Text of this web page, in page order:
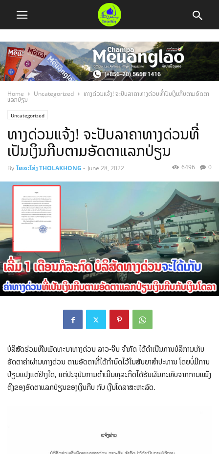
Home Uncategorized ທາງດ່ວນແຈ້ງ! ຈະປັບລາຄາທາງດ່ວນທີ່ເປັນເງິນກີບຕາມອັດຕາ
ແລກປ່ຽນ
Uncategorized
ທາງດ່ວນແຈ້ງ! ຈະປັບລາຄາທາງດ່ວນທີ່
ເປັນເງິນກີບຕາມອັດຕາແລກປ່ຽນ
By ໂທລະໂຄ່ງ THOLAKHONG - June 28, 2022 0
6496
ບໍລິສັດຮ່ວມທືນພັດທະນາທາງດ່ວນ ລາວ-ຈີນ ຈໍາກັດ ໄດ້ດໍາເນີນການບໍລິການເກັບ
ອັດຕາຄ່າຜ່ານທາງດ່ວນ ຕາມອັດຕາທີ່ໄດ້ກໍານົດໄວ້ໃນສັນຍາສໍາປະທານ ໂດຍບໍ່ມີການ
ປ່ຽນແປງແຕ່ຢ່າງໃດ, ແຕ່ປະຈຸບັນການດໍາເນີນທຸລະກິດໄດ້ຮັບຜົນກະທົບຈາກການເໜັງ
ຕີງຂອງອັດຕາແລກປ່ຽນຂອງເງິນກີບ ກັບ ເງີນໂດລາສະຫະລັດ.